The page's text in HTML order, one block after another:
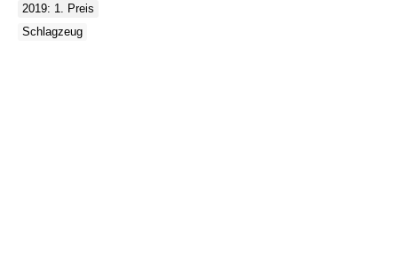
2019: 1. Preis
Schlagzeug